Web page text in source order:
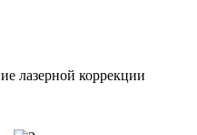
лазерной коррекции